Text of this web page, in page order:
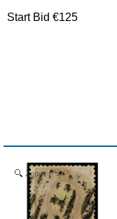
Start Bid €125
Zoom